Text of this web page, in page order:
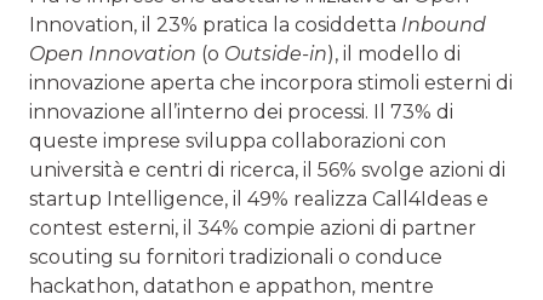
Innovation, il 23% pratica la cosiddetta Inbound
Open Innovation (o Outside-in), il modello di
innovazione aperta che incorpora stimoli esterni di
innovazione all’interno dei processi. Il 73% di
queste imprese sviluppa collaborazioni con
università e centri di ricerca, il 56% svolge azioni di
startup Intelligence, il 49% realizza Call4Ideas e
contest esterni, il 34% compie azioni di partner
scouting su fornitori tradizionali o conduce
hackathon, datathon e appathon, mentre